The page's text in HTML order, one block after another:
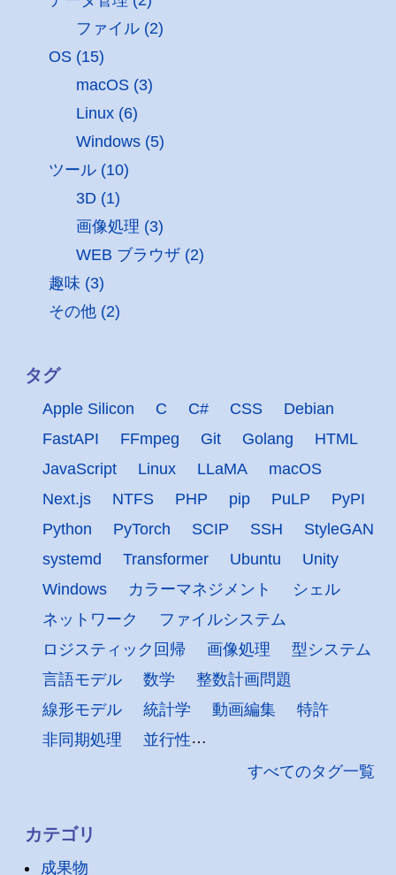
ファイル (2)
OS (15)
macOS (3)
Linux (6)
Windows (5)
ツール (10)
3D (1)
画像処理 (3)
WEB ブラウザ (2)
趣味 (3)
その他 (2)
タグ
Apple Silicon C C# CSS
Debian
FastAPI
FFmpeg Git Golang
HTML
JavaScript
Linux LLaMA
macOS
Next.js
NTFS PHP pip PuLP
PyPI
Python
PyTorch SCIP SSH
StyleGAN
systemd
Transformer Ubuntu
Unity
Windows
カラーマネジメント
シェル
ネットワーク
ファイルシステム
ロジスティック回帰
画像処理
型システム
言語モデル
数学
整数計画問題
線形モデル
統計学 動画編集
特許
非同期処理
並行性
すべてのタグ一覧
カテゴリ
成果物